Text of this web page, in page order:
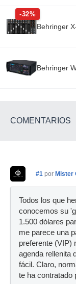
-32%
Behringer
Behringer
COMENTARIOS
#1 por Mister
Todos los que
conocemos su
1.500 dólares
me parece una
preferente (VIP)
agenda rellenita
fácil. Claro,
te ha contratado